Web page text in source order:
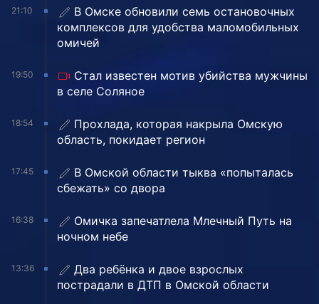
21:10
В Омске обновили семь остановочных
комплексов для удобства маломобильных
омичей
19:50
Стал известен мотив убийства мужчины
в селе Соляное
18:54
Прохлада, которая накрыла Омскую
область, покидает регион
17:45
В Омской области тыква «попыталась
сбежать» со двора
16:38
Омичка запечатлела Млечный Путь на
ночном небе
13:36
Два ребёнка и двое взрослых
пострадали в ДТП в Омской области